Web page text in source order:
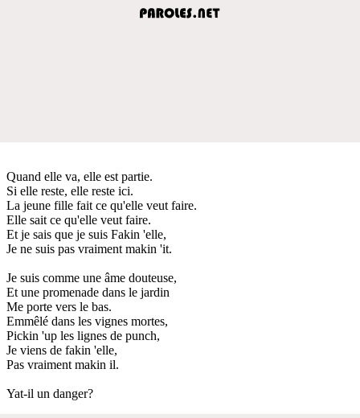
Quand elle va, elle est partie.
Si elle reste, elle reste ici.
La jeune fille fait ce qu'elle veut faire.
Elle sait ce qu'elle veut faire.
Et je sais que je suis Fakin 'elle,
Je ne suis pas vraiment makin 'it.
Je suis comme une âme douteuse,
Et une promenade dans le jardin
Me porte vers le bas.
Emmêlé dans les vignes mortes,
Pickin 'up les lignes de punch,
Je viens de fakin 'elle,
Pas vraiment makin il.
Yat-il un danger?